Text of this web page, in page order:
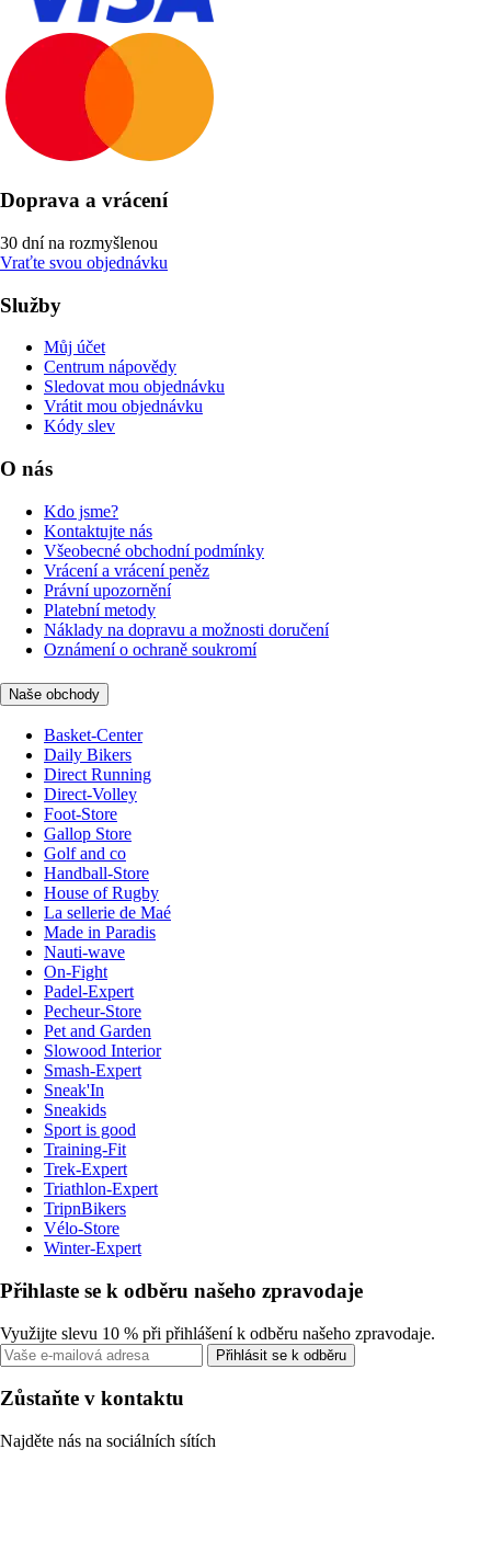
Doprava a vrácení
30 dní na rozmyšlenou
Vraťte svou objednávku
Služby
Můj účet
Centrum nápovědy
Sledovat mou objednávku
Vrátit mou objednávku
Kódy slev
O nás
Kdo jsme?
Kontaktujte nás
Všeobecné obchodní podmínky
Vrácení a vrácení peněz
Právní upozornění
Platební metody
Náklady na dopravu a možnosti doručení
Oznámení o ochraně soukromí
Naše obchody
Basket-Center
Daily Bikers
Direct Running
Direct-Volley
Foot-Store
Gallop Store
Golf and co
Handball-Store
House of Rugby
La sellerie de Maé
Made in Paradis
Nauti-wave
On-Fight
Padel-Expert
Pecheur-Store
Pet and Garden
Slowood Interior
Smash-Expert
Sneak'In
Sneakids
Sport is good
Training-Fit
Trek-Expert
Triathlon-Expert
TripnBikers
Vélo-Store
Winter-Expert
Přihlaste se k odběru našeho zpravodaje
Využijte slevu 10 % při přihlášení k odběru našeho zpravodaje.
Přihlásit se k odběru
Zůstaňte v kontaktu
Najděte nás na sociálních sítích